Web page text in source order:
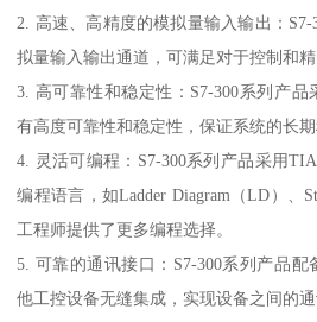
2. 高速、高精度的模拟量输入输出：
拟量输入输出通道，可满足对于控制和精
3. 高可靠性和稳定性：S7-300系列产
有高度可靠性和稳定性，保证系统的长期
4. 灵活可编程：S7-300系列产品采用
编程语言，如Ladder Diagram（LD）、
工程师提供了更多编程选择。
5. 可靠的通讯接口：S7-300系列产品
他工控设备无缝集成，实现设备之间的通